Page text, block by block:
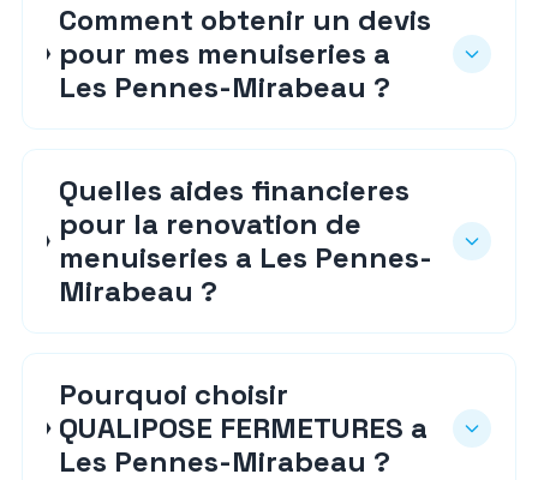
Comment obtenir un devis
pour mes menuiseries a
Les Pennes-Mirabeau ?
Quelles aides financieres
pour la renovation de
menuiseries a Les Pennes-
Mirabeau ?
Pourquoi choisir
QUALIPOSE FERMETURES a
Les Pennes-Mirabeau ?